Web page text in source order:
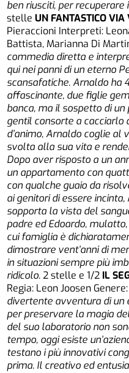
ben riusciti, per
stelleUN FANTASTICO VIA
Pieraccioni Interpreti:
Battista, Marianna Di
commedia diretta e
qui nei panni di un eterno
scansafatiche. Arnaldo ha
affascinante, due figlie
banca, ma il sospetto di
gentil consorte a cacciarlo
d’animo, Arnaldo coglie al
svolta alla sua vita e
Dopo aver risposto a un
un appartamento con
con qualche guaio da
ai genitori di essere
sopporta la vista del
padre ed Edoardo,
cui famiglia è
dimostrare vent’anni di
in situazioni sempre più
ridicolo.2 stelle e 1/2 IL
Regia: Leon Joosen
divertente avventura di
per preservare la magia
del suo laboratorio non
tempo, oggi esiste
testano i più innovativi
prima. Il creativo ed